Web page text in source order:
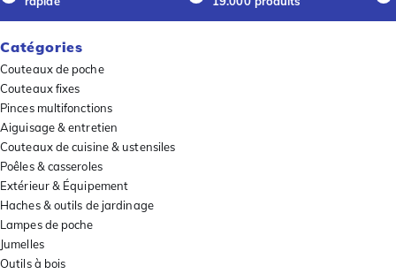
Catégories
Couteaux de poche
Couteaux fixes
Pinces multifonctions
Aiguisage & entretien
Couteaux de cuisine & ustensiles
Poêles & casseroles
Extérieur & Équipement
Haches & outils de jardinage
Lampes de poche
Jumelles
Outils à bois